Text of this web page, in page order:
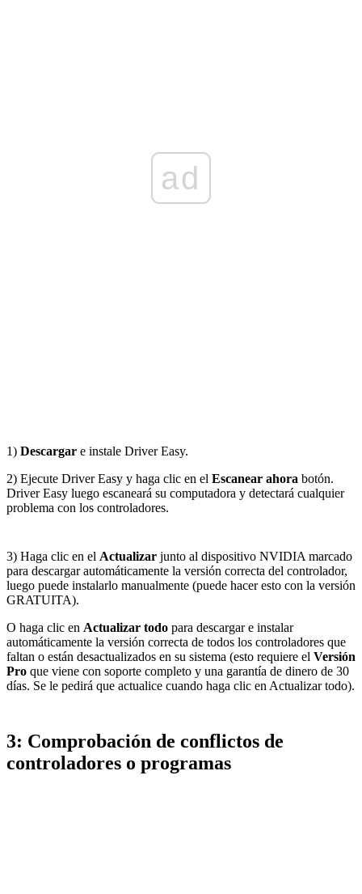
ad
1) Descargar e instale Driver Easy.
2) Ejecute Driver Easy y haga clic en el Escanear ahora botón.
Driver Easy luego escaneará su computadora y detectará cualquier
problema con los controladores.
3) Haga clic en el Actualizar junto al dispositivo NVIDIA marcado
para descargar automáticamente la versión correcta del controlador,
luego puede instalarlo manualmente (puede hacer esto con la versión
GRATUITA).
O haga clic en Actualizar todo para descargar e instalar
automáticamente la versión correcta de todos los controladores que
faltan o están desactualizados en su sistema (esto requiere el Versión
Pro que viene con soporte completo y una garantía de dinero de 30
días. Se le pedirá que actualice cuando haga clic en Actualizar todo).
3: Comprobación de conflictos de
controladores o programas